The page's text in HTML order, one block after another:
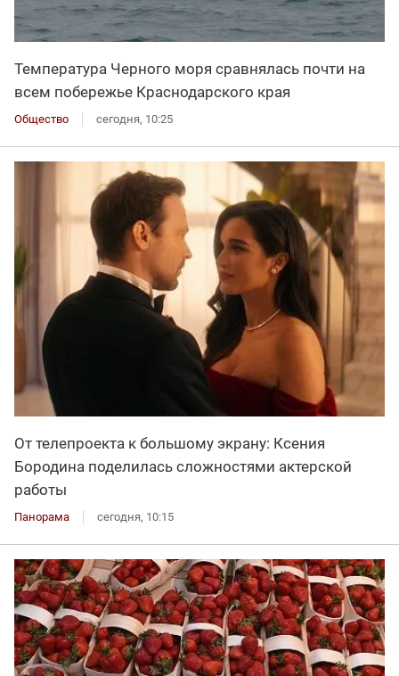
Температура Черного моря сравнялась почти на
всем побережье Краснодарского края
Общество сегодня, 10:25
От телепроекта к большому экрану: Ксения
Бородина поделилась сложностями актерской
работы
Панорама сегодня, 10:15